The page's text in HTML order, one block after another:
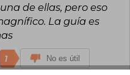
de ellas, pero eso
La guía es
1 No es útil